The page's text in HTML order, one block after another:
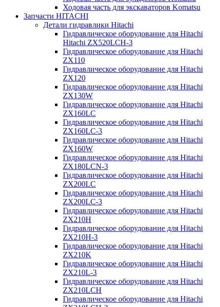
Ходовая часть для экскаваторов Komatsu
Запчасти HITACHI
Детали гидравлики Hitachi
Гидравлическое оборудование для Hitachi
Hitachi ZX520LCH-3
Гидравлическое оборудование для Hitachi
ZX110
Гидравлическое оборудование для Hitachi
ZX120
Гидравлическое оборудование для Hitachi
ZX130W
Гидравлическое оборудование для Hitachi
ZX160LC
Гидравлическое оборудование для Hitachi
ZX160LC-3
Гидравлическое оборудование для Hitachi
ZX160W
Гидравлическое оборудование для Hitachi
ZX180LCN-3
Гидравлическое оборудование для Hitachi
ZX200LC
Гидравлическое оборудование для Hitachi
ZX200LC-3
Гидравлическое оборудование для Hitachi
ZX210H
Гидравлическое оборудование для Hitachi
ZX210H-3
Гидравлическое оборудование для Hitachi
ZX210K
Гидравлическое оборудование для Hitachi
ZX210L-3
Гидравлическое оборудование для Hitachi
ZX210LCH
Гидравлическое оборудование для Hitachi